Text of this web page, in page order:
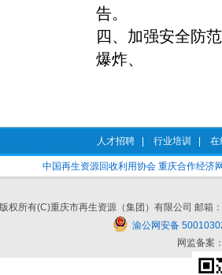
告。
四、加强安全防
爆炸、
人才招聘 行业培训 在
中国再生资源回收利用协会 重庆合作经济
版权所有(C)重庆市再生资源（集团）有限公司 邮
渝公网安备
网监备案